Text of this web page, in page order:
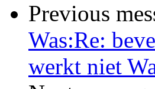
Previous
Was:Re:
werkt niet